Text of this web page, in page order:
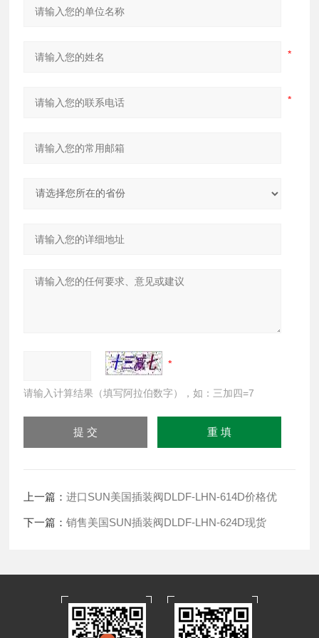
请输入计算结果（填写阿拉伯数字），如：三加四=7
上一篇：进口SUN美国插装阀DLDF-LHN-614D价格优
下一篇：销售美国SUN插装阀DLDF-LHN-624D现货